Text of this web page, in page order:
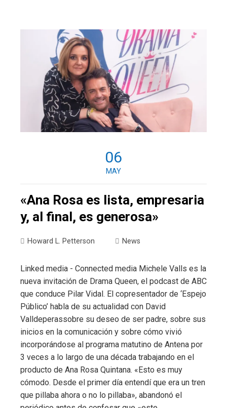
06
MAY
«Ana Rosa es lista, empresaria
y, al final, es generosa»
Howard L. Petterson News
Linked media - Connected media Michele Valls es la
nueva invitación de Drama Queen, el podcast de ABC
que conduce Pilar Vidal. El copresentador de ‘Espejo
Público’ habla de su actualidad con David
Valldeperassobre su deseo de ser padre, sobre sus
inicios en la comunicación y sobre cómo vivió
incorporándose al programa matutino de Antena por
3 veces a lo largo de una década trabajando en el
producto de Ana Rosa Quintana. «Esto es muy
cómodo. Desde el primer día entendí que era un tren
que pillaba ahora o no lo pillaba», abandonó el